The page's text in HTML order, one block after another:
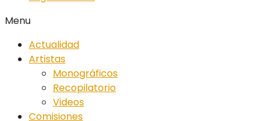
Menu
Actualidad
Artistas
Monográficos
Recopilatorio
Videos
Comisiones